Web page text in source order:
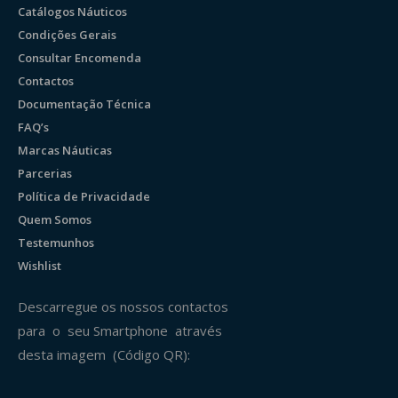
Catálogos Náuticos
Condições Gerais
Consultar Encomenda
Contactos
Documentação Técnica
FAQ’s
Marcas Náuticas
Parcerias
Política de Privacidade
Quem Somos
Testemunhos
Wishlist
Descarregue os nossos contactos
para o seu Smartphone através
desta imagem (Código QR):